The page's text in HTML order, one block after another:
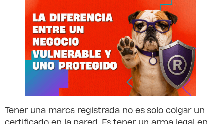
Tener una marca registrada no es solo colgar un
certificado en la pared. Es tener un arma legal en